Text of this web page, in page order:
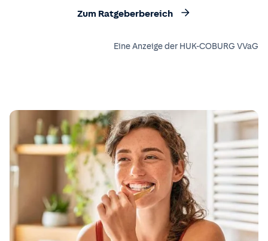
Zum Ratgeberbereich
Eine Anzeige der HUK-COBURG VVaG